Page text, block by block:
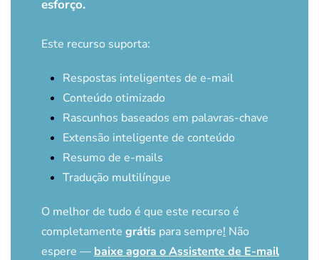
esforço.
Este recurso suporta:
Respostas inteligentes de e-mail
Conteúdo otimizado
Rascunhos baseados em palavras-chave
Extensão inteligente de conteúdo
Resumo de e-mails
Tradução multilíngue
O melhor de tudo é que este recurso é
completamente grátis para sempre! Não
espere — baixe agora o Assistente de E-mail